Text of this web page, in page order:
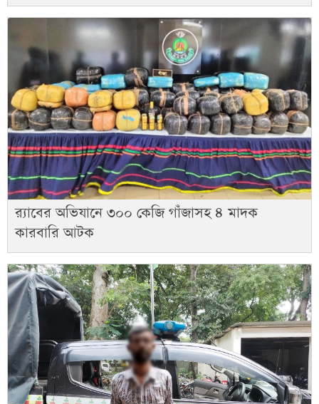
র‌্যাবের অভিযানে ৩০০ কেজি গাঁজাসহ ৪ মাদক
কারবারি আটক